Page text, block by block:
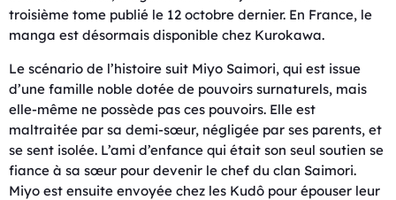
troisième tome publié le 12 octobre dernier. En France, le
manga est désormais disponible chez Kurokawa.
Le scénario de l’histoire suit Miyo Saimori, qui est issue
d’une famille noble dotée de pouvoirs surnaturels, mais
elle-même ne possède pas ces pouvoirs. Elle est
maltraitée par sa demi-sœur, négligée par ses parents, et
se sent isolée. L’ami d’enfance qui était son seul soutien se
fiance à sa sœur pour devenir le chef du clan Saimori.
Miyo est ensuite envoyée chez les Kudô pour épouser leur